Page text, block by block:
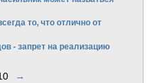
то, что отлично от
- запрет на реализацию
→